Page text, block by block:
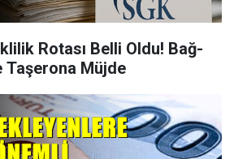
Rotası Belli Oldu! Bağ-
Taşerona Müjde